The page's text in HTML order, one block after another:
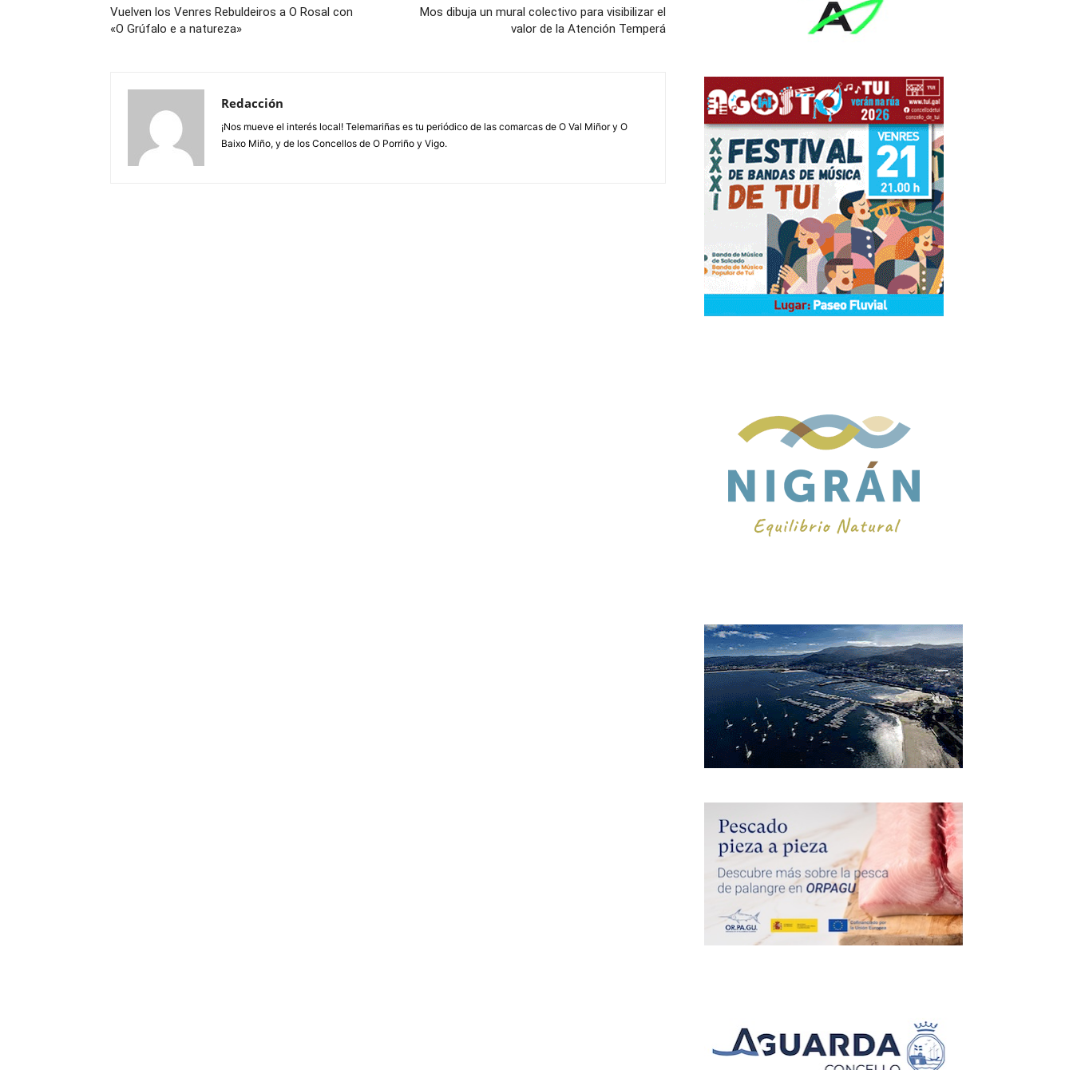
Vuelven los Venres Rebuldeiros a O Rosal con
«O Grúfalo e a natureza»
Mos dibuja un mural colectivo para visibilizar el
valor de la Atención Temperá
Redacción
¡Nos mueve el interés local! Telemariñas es tu periódico de las comarcas de O Val Miñor y O
Baixo Miño, y de los Concellos de O Porriño y Vigo.